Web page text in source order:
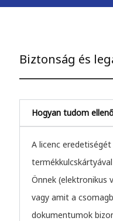
Biztonság és
Hogyan tudom
A licenc
Önnek (elektronikus
vagy amit a
dokumentumok